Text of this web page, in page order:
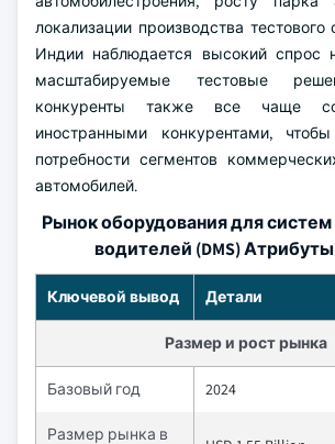
локализации производства тестового
Индии наблюдается высокий спрос
масштабируемые тестовые
конкуренты также все чаще
иностранными конкурентами, чтобы
потребности сегментов
автомобилей.
Рынок оборудования для
водителей (DMS)
Ключевой вывод Детали
Размер и рост рынка
Базовый год 2024
Размер рынка в